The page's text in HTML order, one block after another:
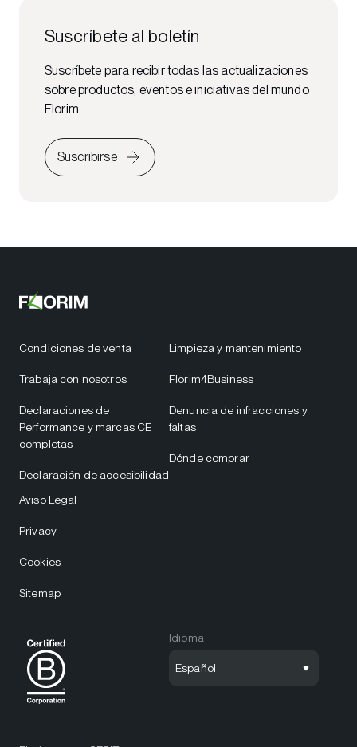
Suscríbete al boletín
Suscríbete para recibir todas las actualizaciones
sobre productos, eventos e iniciativas del mundo
Florim
Suscribirse
Condiciones de venta
Trabaja con nosotros
Declaraciones de
Performance y marcas CE
completas
Declaración de accesibilidad
Limpieza y mantenimiento
Florim4Business
Denuncia de infracciones y
faltas
Dónde comprar
Aviso Legal
Privacy
Cookies
Sitemap
Idioma
Español